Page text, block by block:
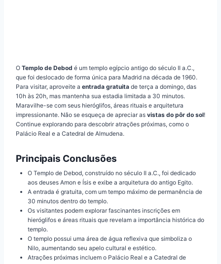
O Templo de Debod é um templo egípcio antigo do século II a.C.,
que foi deslocado de forma única para Madrid na década de 1960.
Para visitar, aproveite a entrada gratuita de terça a domingo, das
10h às 20h, mas mantenha sua estadia limitada a 30 minutos.
Maravilhe-se com seus hieróglifos, áreas rituais e arquitetura
impressionante. Não se esqueça de apreciar as vistas do pôr do sol!
Continue explorando para descobrir atrações próximas, como o
Palácio Real e a Catedral de Almudena.
Principais Conclusões
O Templo de Debod, construído no século II a.C., foi dedicado
aos deuses Amon e Ísis e exibe a arquitetura do antigo Egito.
A entrada é gratuita, com um tempo máximo de permanência de
30 minutos dentro do templo.
Os visitantes podem explorar fascinantes inscrições em
hieróglifos e áreas rituais que revelam a importância histórica do
templo.
O templo possui uma área de água reflexiva que simboliza o
Nilo, aumentando seu apelo cultural e estético.
Atrações próximas incluem o Palácio Real e a Catedral de